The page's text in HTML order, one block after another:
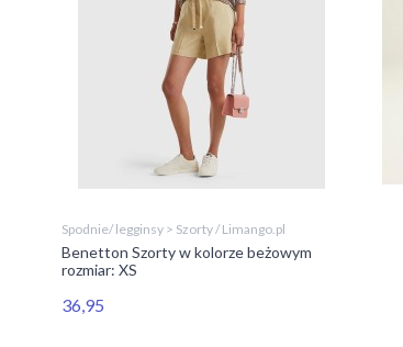
Spodnie/ legginsy > Szorty / Limango.pl
Benetton Szorty w kolorze beżowym
rozmiar: XS
36,95